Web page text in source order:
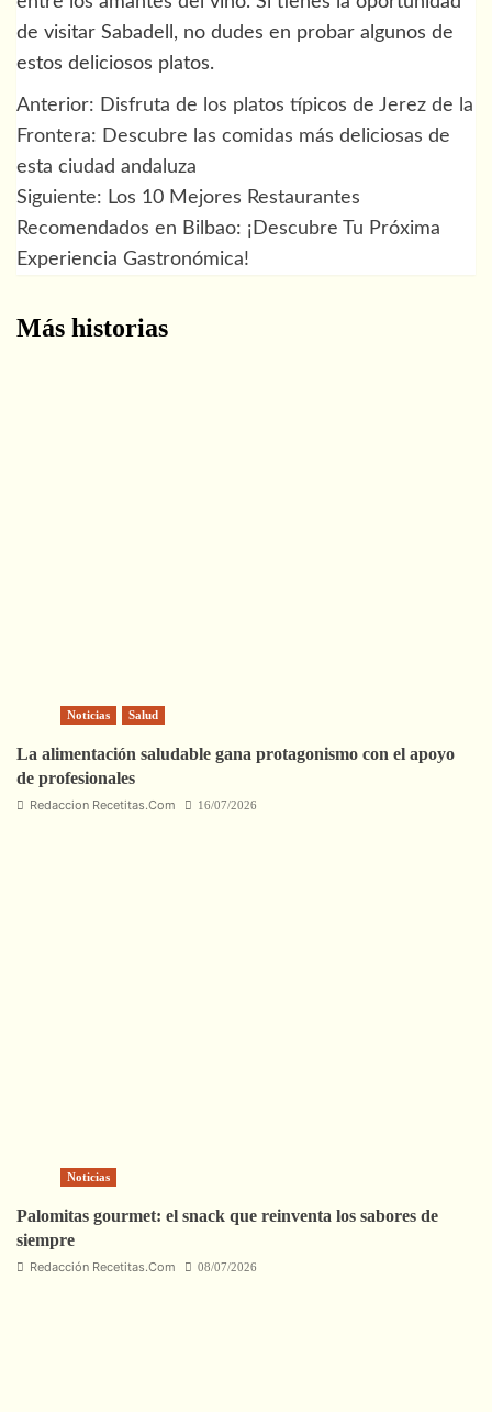
de visitar Sabadell, no dudes en probar algunos de
estos deliciosos platos.
Navegación
de
entradas
Anterior: Disfruta de los platos típicos de Jerez de la
Frontera: Descubre las comidas más deliciosas de
esta ciudad andaluza
Siguiente: Los 10 Mejores Restaurantes
Recomendados en Bilbao: ¡Descubre Tu Próxima
Experiencia Gastronómica!
Más historias
Noticias Salud
La alimentación saludable gana protagonismo con el apoyo
de profesionales
Redaccion Recetitas.Com 16/07/2026
Noticias
Palomitas gourmet: el snack que reinventa los sabores de
siempre
Redacción Recetitas.Com 08/07/2026